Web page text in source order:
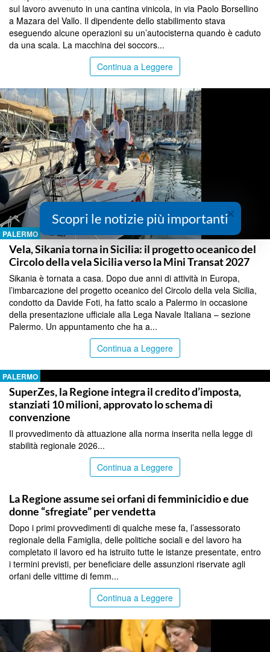
sul lavoro avvenuto in una cantina vinicola, in via Paolo Borsellino
a Mazara del Vallo. Il dipendente dello stabilimento stava
eseguendo alcune operazioni su un’autocisterna quando è caduto
da una scala. La macchina dei soccors...
Continua a Leggere
PALERMO
Vela, Sikania torna in Sicilia: il progetto oceanico del
Circolo della vela Sicilia verso la Mini Transat 2027
Sikania è tornata a casa. Dopo due anni di attività in Europa,
l’imbarcazione del progetto oceanico del Circolo della vela Sicilia,
condotto da Davide Foti, ha fatto scalo a Palermo in occasione
della presentazione ufficiale alla Lega Navale Italiana – sezione
Palermo. Un appuntamento che ha a...
Continua a Leggere
PALERMO
SuperZes, la Regione integra il credito d’imposta,
stanziati 10 milioni, approvato lo schema di
convenzione
Il provvedimento dà attuazione alla norma inserita nella legge di
stabilità regionale 2026...
Continua a Leggere
La Regione assume sei orfani di femminicidio e due
donne “sfregiate” per vendetta
Dopo i primi provvedimenti di qualche mese fa, l’assessorato
regionale della Famiglia, delle politiche sociali e del lavoro ha
completato il lavoro ed ha istruito tutte le istanze presentate, entro
i termini previsti, per beneficiare delle assunzioni riservate agli
orfani delle vittime di femm...
Continua a Leggere
×
Scopri le notizie più importanti